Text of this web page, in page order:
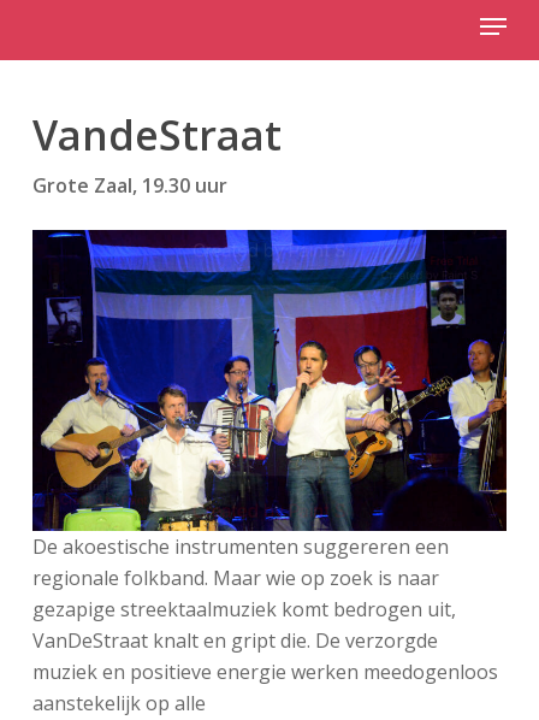
Menu
VandeStraat
Grote Zaal, 19.30 uur
De akoestische instrumenten suggereren een
regionale folkband. Maar wie op zoek is naar
gezapige streektaalmuziek komt bedrogen uit,
VanDeStraat knalt en gript die. De verzorgde
muziek en positieve energie werken meedogenloos
aanstekelijk op alle